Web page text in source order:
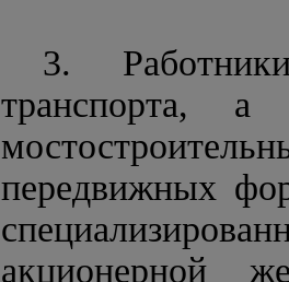
3.
транспорта, а
передвижных
акционерной